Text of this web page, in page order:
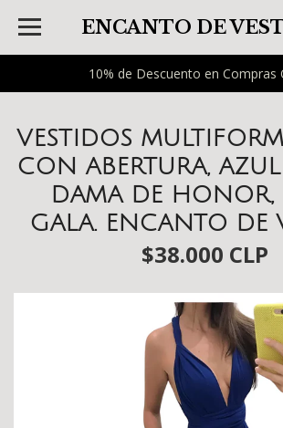
10% de Descuento en Compras
ENCANTO DE
VESTIDOS
CON ABERTURA,
DAMA DE HONOR,
GALA. ENCANTO DE
$38.000 CLP